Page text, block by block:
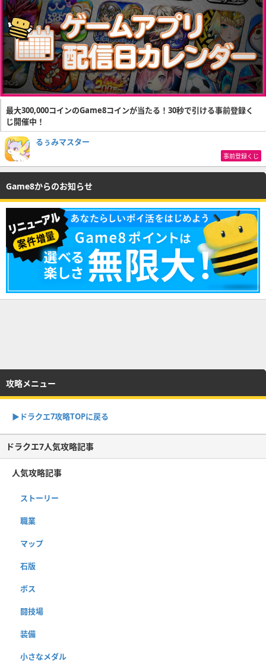
最大300,000コインのGame8コインが当たる！30秒で引ける事前登録く
じ開催中！
るぅみマスター
事前登録くじ
Game8からのお知らせ
攻略メニュー
▶︎ドラクエ7攻略TOPに戻る
ドラクエ7人気攻略記事
人気攻略記事
ストーリー
職業
マップ
石版
ボス
闘技場
装備
小さなメダル